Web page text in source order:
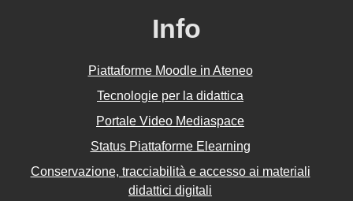
Info
Piattaforme Moodle in Ateneo
Tecnologie per la didattica
Portale Video Mediaspace
Status Piattaforme Elearning
Conservazione, tracciabilità e accesso ai materiali
didattici digitali